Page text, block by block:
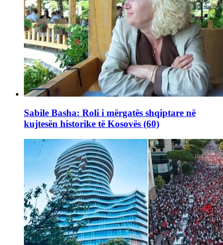
Sabile Basha: Roli i mërgatës shqiptare në
kujtesën historike të Kosovës (60)